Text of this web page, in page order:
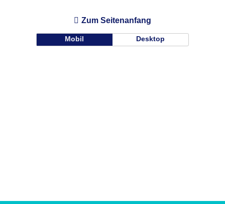
Zum Seitenanfang
Mobil Desktop